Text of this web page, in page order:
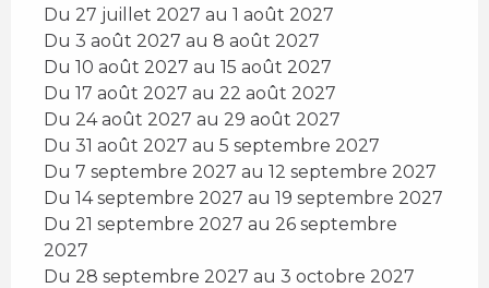
Du 27 juillet 2027 au 1 août 2027
Du 3 août 2027 au 8 août 2027
Du 10 août 2027 au 15 août 2027
Du 17 août 2027 au 22 août 2027
Du 24 août 2027 au 29 août 2027
Du 31 août 2027 au 5 septembre 2027
Du 7 septembre 2027 au 12 septembre 2027
Du 14 septembre 2027 au 19 septembre 2027
Du 21 septembre 2027 au 26 septembre
2027
Du 28 septembre 2027 au 3 octobre 2027